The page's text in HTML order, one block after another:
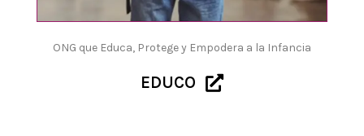
ONG que Educa, Protege y Empodera a la Infancia
EDUCO